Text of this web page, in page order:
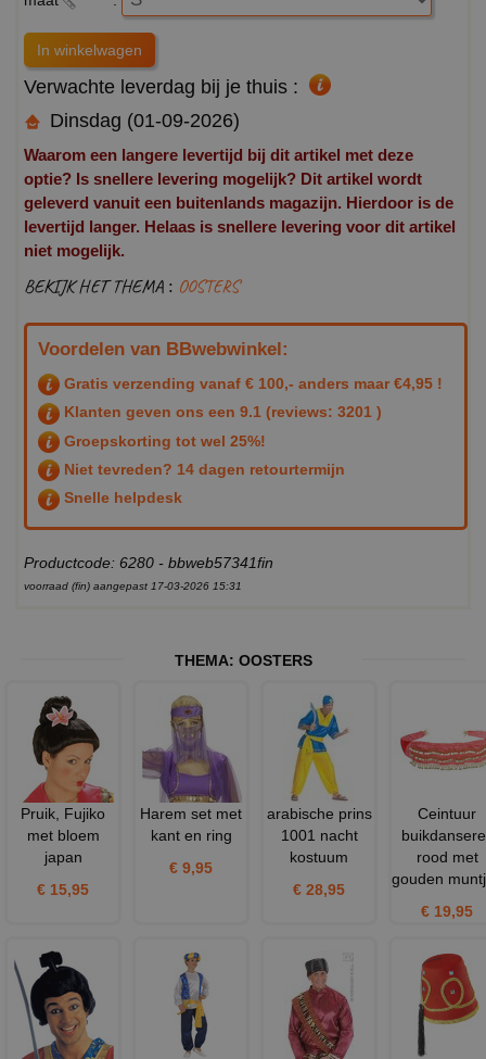
Verwachte leverdag bij je thuis :
Dinsdag (01-09-2026)
Waarom een langere levertijd bij dit artikel met deze
optie? Is snellere levering mogelijk? Dit artikel wordt
geleverd vanuit een buitenlands magazijn. Hierdoor is de
levertijd langer. Helaas is snellere levering voor dit artikel
niet mogelijk.
BEKIJK HET THEMA : OOSTERS
Voordelen van BBwebwinkel:
Gratis verzending vanaf € 100,- anders maar €4,95 !
Klanten geven ons een 9.1 (reviews: 3201 )
Groepskorting tot wel 25%!
Niet tevreden? 14 dagen retourtermijn
Snelle helpdesk
Productcode: 6280 - bbweb57341fin
voorraad (fin) aangepast 17-03-2026 15:31
THEMA: OOSTERS
Pruik, Fujiko
met bloem
japan
€ 15,95
Harem set met
kant en ring
€ 9,95
arabische prins
1001 nacht
kostuum
€ 28,95
Ceintuur
rood met
gouden
€ 19,95